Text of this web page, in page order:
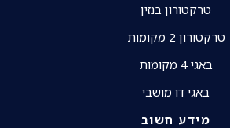
טרקטורון בנזין
טרקטורון 2 מקומות
באגי 4 מקומות
באגי דו מושבי
מידע חשוב